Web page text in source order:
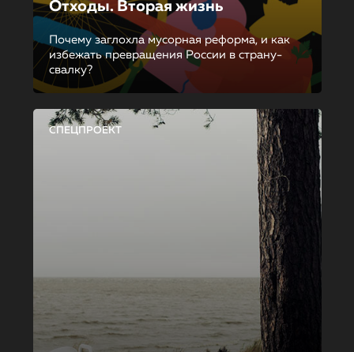
Отходы. Вторая жизнь
Почему заглохла мусорная реформа, и как
избежать превращения России в страну-
свалку?
СПЕЦПРОЕКТ